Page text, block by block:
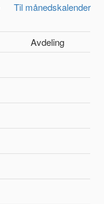
Til månedskalender
Avdeling